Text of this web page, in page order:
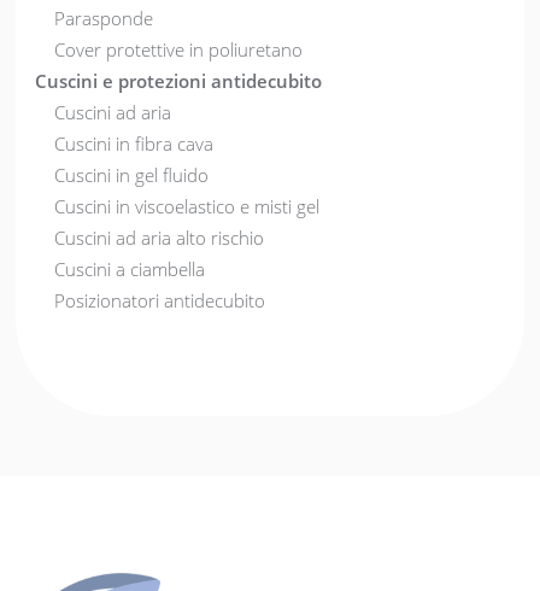
Parasponde
Cover protettive in poliuretano
Cuscini e protezioni antidecubito
Cuscini ad aria
Cuscini in fibra cava
Cuscini in gel fluido
Cuscini in viscoelastico e misti gel
Cuscini ad aria alto rischio
Cuscini a ciambella
Posizionatori antidecubito